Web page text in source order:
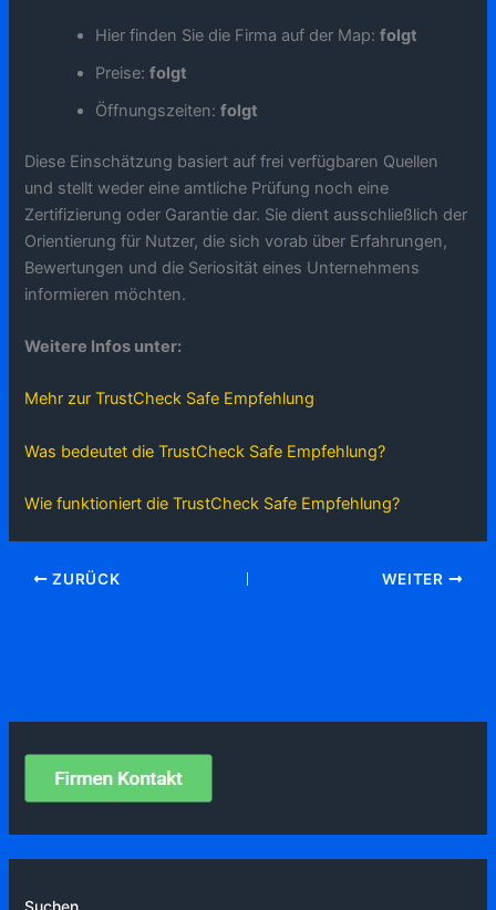
Suchen
Hier finden Sie die Firma auf der Map:folgt
Preise:folgt
Öffnungszeiten:folgt
Diese Einschätzung basiert auf frei verfügbaren Quellen
und stellt weder eine amtliche Prüfung noch eine
Zertifizierung oder Garantie dar. Sie dient ausschließlich der
Orientierung für Nutzer, die sich vorab über Erfahrungen,
Bewertungen und die Seriosität eines Unternehmens
informieren möchten.
Weitere Infos unter:
Mehr zur TrustCheck Safe Empfehlung
Was bedeutet die TrustCheck Safe Empfehlung?
Wie funktioniert die TrustCheck Safe Empfehlung?
ZURÜCK WEITER